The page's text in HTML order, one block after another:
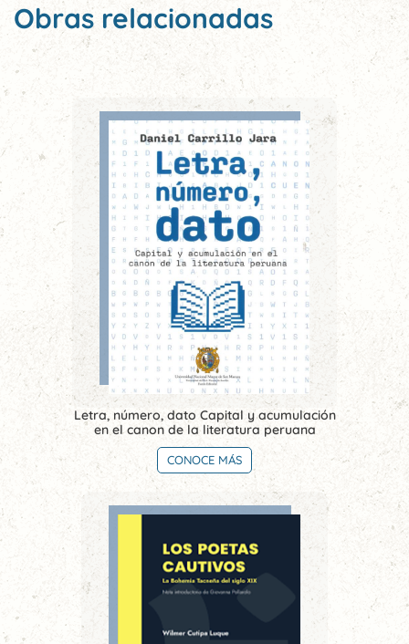
Obras relacionadas
Letra, número, dato Capital y acumulación
en el canon de la literatura peruana
CONOCE MÁS